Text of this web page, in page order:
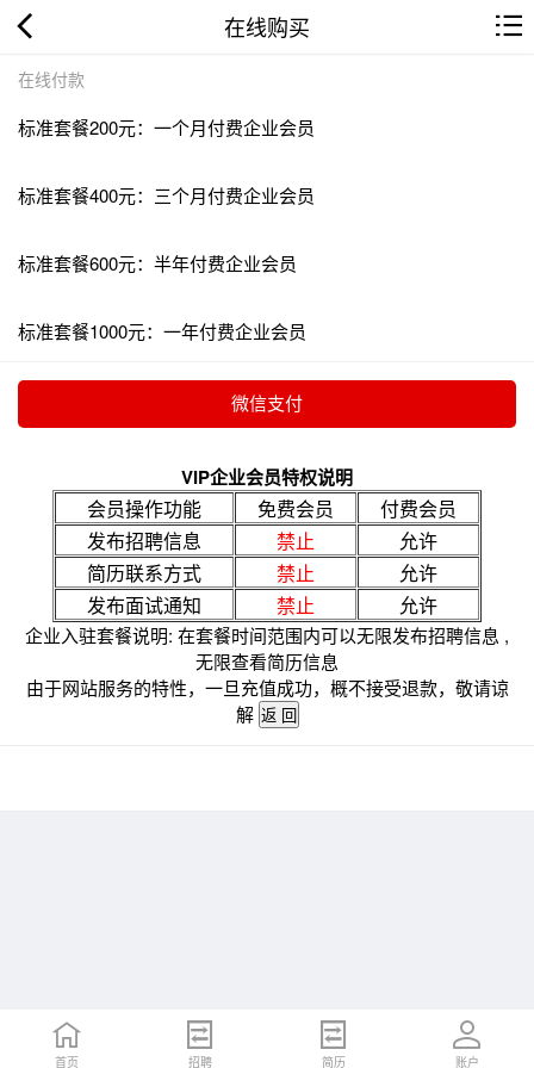
在线购买
在线付款
标准套餐200元：一个月付费企业会员
标准套餐400元：三个月付费企业会员
标准套餐600元：半年付费企业会员
标准套餐1000元：一年付费企业会员
VIP企业会员特权说明
会员操作功能 免费会员
付费会员
发布招聘信息
禁止
允许
简历联系方式
禁止
允许
发布面试通知
禁止 允许
企业入驻套餐说明: 在套餐时间范围内可以无限发布招聘信息 ,
无限查看简历信息
由于网站服务的特性，一旦充值成功，概不接受退款，敬请谅
解
首页 招聘 简历 账户